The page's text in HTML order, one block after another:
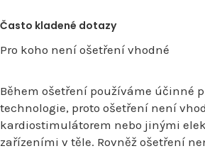
Často kladené dotazy
Pro koho není ošetření vhodné
Během ošetření používáme účinné
technologie, proto ošetření není
kardiostimulátorem nebo jinými
zařízeními v těle. Rovněž ošetření